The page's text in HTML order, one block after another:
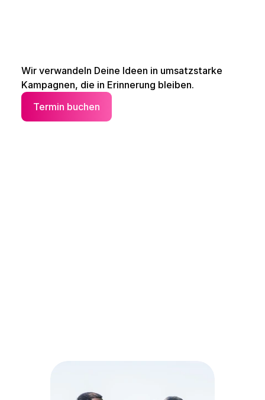
Wir verwandeln Deine Ideen in umsatzstarke
Kampagnen, die in Erinnerung bleiben.
Termin buchen
Termin buchen